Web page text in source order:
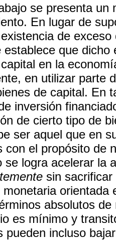
se presenta un
En lugar de
de
establece que
en la
en utilizar parte
de capital. En
inversión
de cierto tipo de
ser aquel que en
con el propósito de
se logra acelerar la
sin
monetaria orientada
absolutos
es mínimo y
pueden incluso